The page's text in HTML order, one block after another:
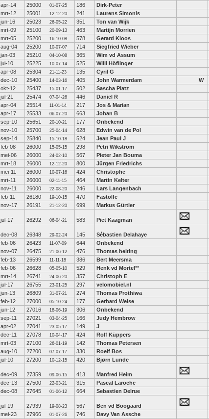
apr-14 25000 01-07-25 186 Dirk-Peter
mrt-12 25001 12-12-20 241 Laurens Simonis
jun-16 25023 26-05-22 351 Ton van Wijk
mrt-09 25100 20-09-13 463 Martijn Morrien
mrt-05 25200 16-10-08 578 Gerard Kloos
aug-04 25200 10-07-07 714 Siegfried Wieber
jan-03 25210 04-10-08 365 Wim vd Assum
jul-10 25225 10-07-14 525 Willi Höflinger
apr-08 25304 21-11-23 135 Cyril G
dec-10 25400 14-03-16 405 John Warmerdam W
okt-12 25437 15-01-17 502 Sascha Platz
jul-21 25474 07-04-26 446 Daniel R
apr-04 25514 11-01-14 217 Jos & Marian
apr-17 25533 06-07-20 663 Johan B
sep-10 25651 20-10-21 177
Onbekend
nov-10 25700 25-04-14 628 Edwin van de Pol
sep-14 25840 15-10-18 524 Jean Paul J
feb-08 26000 15-05-15 298 Petri Wikstrom
mei-06 26000 24-02-10 567 Pieter Jan Bouma
mrt-18 26000 12-12-20 800 Jürgen Friedrichs
mei-11 26000 10-07-16 424 Christophe
mrt-11 26000 02-11-15 464 Martin Kelter
nov-11 26000 22-08-20 246 Lars Langenbach
feb-11 26180 19-10-15 470 Fastolfe
nov-17 26191 21-12-20 699 Markus Gürtler
jul-17 26292 06-04-21 583 Piet Kaagman
dec-08 26348 29-02-24 145 Sébastien Delahaye
feb-06 26423 11-07-09 644
Onbekend
nov-07 26475 21-06-12 476 Thomas heiting
feb-13 26599 11-11-18 386 Bert Meersma
feb-06 26628 05-05-10 529 Henk vd Mortel**
mrt-14 26741 24-06-20 357 Christoph E
jul-17 26755 23-01-25 297 velomobiel.nl
jun-13 26809 31-07-21 274 Thomas Prothiwa
feb-12 27000 05-10-24 177 Gerhard Weise
jun-12 27016 18-06-19 306
Onbekend
sep-11 27021 03-04-25 166 Judy Hembrow
apr-02 27041 23-05-17 149 J
dec-11 27078 10-04-17 424 Rolf Küppers
mrt-03 27100 26-01-19 142 Thomas Petersen
aug-10 27200 07-07-17 330 Roelf Bos
jul-10 27200 10-12-15 420 Bjørn Lunde
dec-09 27359 09-06-15 413 Manfred Heim
dec-13 27500 22-03-21 315 Pascal Laroche
dec-08 27645 01-06-12 664 Sebastien Delrue
jul-19 27939 19-08-23 567 Ben vd Boogaard
mei-23 27966 01-07-26 746 Davy Van Assche